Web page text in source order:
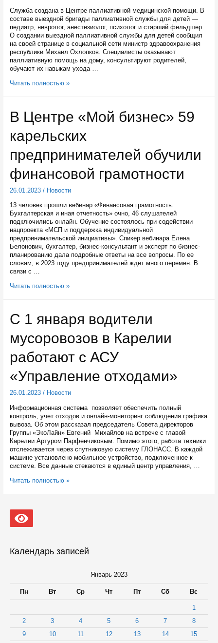
Служба создана в Центре паллиативной медицинской помощи. В
составе выездной бригады паллиативной службы для детей —
педиатр, невролог, анестезиолог, психолог и старший фельдшер .
О создании выездной паллиативной службы для детей сообщил
на своей странице в социальной сети министр здравоохранения
республики Михаил Охлопков. Специалисты оказывают
паллиативную помощь на дому, консультируют родителей,
обучают их навыкам ухода …
Тяжелобольные
теперь
смогут
получать
медпомощь
дому
Читать полностью »
В Центре «Мой бизнес» 59
карельских
предпринимателей обучили
финансовой грамотности
26.01.2023/ Новости
13 человек прошли вебинар «Финансовая грамотность.
Бухгалтерская и иная отчетность» очно, 46 слушателей
подключились онлайн. Обучение состоялось при содействии
нацпроекта «МСП и поддержка индивидуальной
предпринимательской инициативы». Спикер вебинара Елена
Белонович, бухгалтер, бизнес-консультант и эксперт по бизнес-
планированию дала подробные ответы на все вопросы. По ее
словам, в 2023 году предпринимателей ждет много перемен. В
связи с …
В
59
предпринимателей
обучили
финансовой
грамотности
Читать полностью »
С 1 января водители
мусоровозов в Карелии
работают с АСУ
«Управление отходами»
26.01.2023/ Новости
Информационная система позволяет обеспечить полный
контроль, учет отходов и онлайн-мониторинг соблюдения графика
вывоза. Об этом рассказал председатель Совета директоров
Группы «ЭкоЛайн» Евгений Михайлов на встрече с главой
Карелии Артуром Парфенчиковым. Помимо этого, работа техники
отслеживается через спутниковую систему ГЛОНАСС. В каждой
машине установлено мобильное устройство, подключенное к
системе. Все данные стекаются в единый центр управления, …
С
мусоровозов
АСУ
Читать полностью »
Календарь записей
Январь 2023
Пн Вт Ср Чт Пт Сб Вс
1
2
3 4 5 6 7
8
9
10 11 12 13 14
15